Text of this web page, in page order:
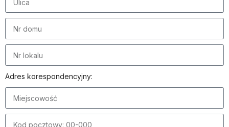
Adres korespondencyjny: